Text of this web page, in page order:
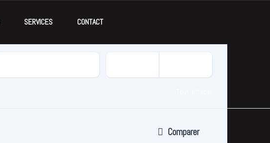
SERVICES CONTACT
Comparer